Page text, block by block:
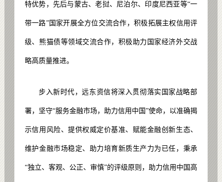
特优势，先后与蒙古、老挝、尼泊尔、印度尼西亚等“一
带一路”国家开展全方位交流合作，积极拓展主权信用评
级、熊猫债等领域交流合作，积极助力国家经济外交战
略高质量推进。
步入新时代，远东资信将深入贯彻落实国家战略部
署，坚守“服务金融市场，助力信用中国”使命，以准确揭
示信用风险、提供权威定价基准、赋能金融创新生态、
维护金融市场稳定、助力培育新质生产力为已任，秉承
“独立、客观、公正、审慎”的评级原则，助力信用中国高